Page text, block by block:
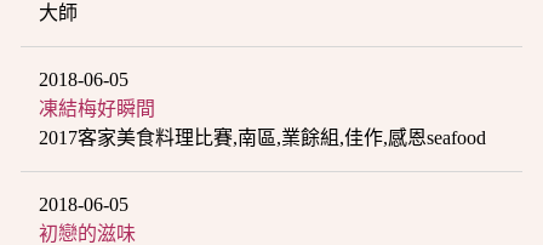
大師
2018-06-05
凍結梅好瞬間
2017客家美食料理比賽,南區,業餘組,佳作,感恩seafood
2018-06-05
初戀的滋味